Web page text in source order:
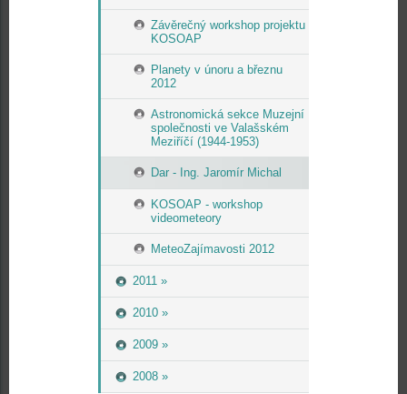
Závěrečný workshop projektu
KOSOAP
Planety v únoru a březnu
2012
Astronomická sekce Muzejní
společnosti ve Valašském
Meziříčí (1944-1953)
Dar - Ing. Jaromír Michal
KOSOAP - workshop
videometeory
MeteoZajímavosti 2012
2011 »
2010 »
2009 »
2008 »